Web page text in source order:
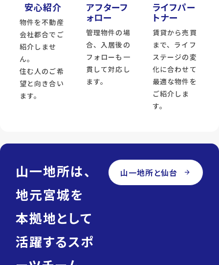
安心紹介
物件を不動産
会社都合でご
紹介しませ
ん。
住む人のご希
望と向き合い
ます。
アフターフ
ォロー
管理物件の場
合、入居後の
フォローも一
貫して対応し
ます。
ライフパー
トナー
賃貸から売買
まで、ライフ
ステージの変
化に合わせて
最適な物件を
ご紹介しま
す。
山一地所は、
地元宮城を
本拠地として
活躍するスポ
山一地所と仙台 arrow_forward